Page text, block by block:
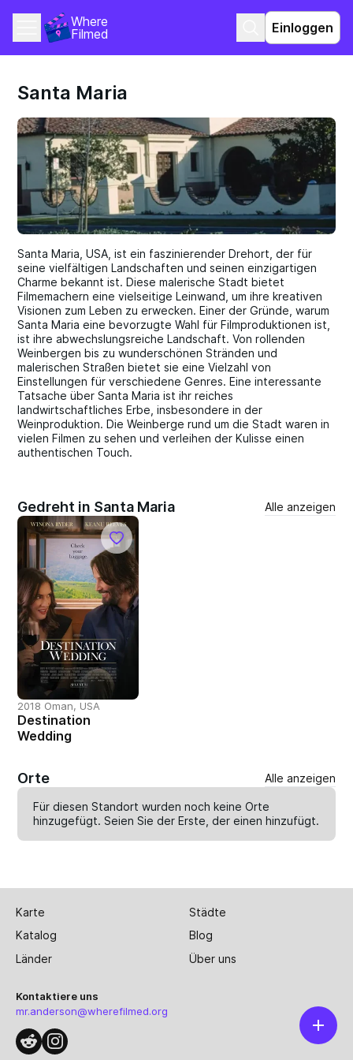
Where
Filmed
Einloggen
Santa Maria
Santa Maria, USA, ist ein faszinierender Drehort, der für
seine vielfältigen Landschaften und seinen einzigartigen
Charme bekannt ist. Diese malerische Stadt bietet
Filmemachern eine vielseitige Leinwand, um ihre kreativen
Visionen zum Leben zu erwecken. Einer der Gründe, warum
Santa Maria eine bevorzugte Wahl für Filmproduktionen ist,
ist ihre abwechslungsreiche Landschaft. Von rollenden
Weinbergen bis zu wunderschönen Stränden und
malerischen Straßen bietet sie eine Vielzahl von
Einstellungen für verschiedene Genres. Eine interessante
Tatsache über Santa Maria ist ihr reiches
landwirtschaftliches Erbe, insbesondere in der
Weinproduktion. Die Weinberge rund um die Stadt waren in
vielen Filmen zu sehen und verleihen der Kulisse einen
authentischen Touch.
Gedreht in Santa Maria Alle anzeigen
2018 Oman, USA
Destination
Wedding
Orte Alle anzeigen
Für diesen Standort wurden noch keine Orte
hinzugefügt. Seien Sie der Erste, der einenhinzufügt.
Karte
Städte
Katalog
Blog
Länder
Über uns
Kontaktiere uns
mr.anderson@wherefilmed.org